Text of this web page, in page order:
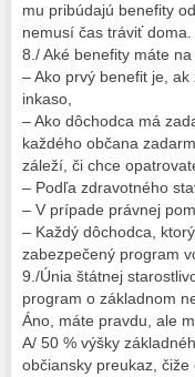
mu pribúdajú benefity
nemusí čas tráviť doma.
8./ Aké benefity máte
– Ako prvý benefit je,
inkaso,
– Ako dôchodca má
každého občana
záleží, či chce
– Podľa zdravotného
– V prípade právnej
– Každý dôchodca,
zabezpečený program
9./Únia štátnej
program o základnom
Áno, máte pravdu, ale
A/ 50 % výšky
občiansky preukaz,